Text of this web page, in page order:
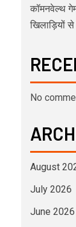
कॉमनवेल्थ
खिलाड़ियों से
No
August
July 2026
June 2026